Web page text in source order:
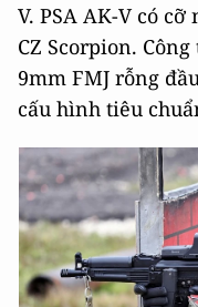
V. PSA AK-V có
CZ Scorpion.
9mm FMJ rỗng
cấu hình tiêu